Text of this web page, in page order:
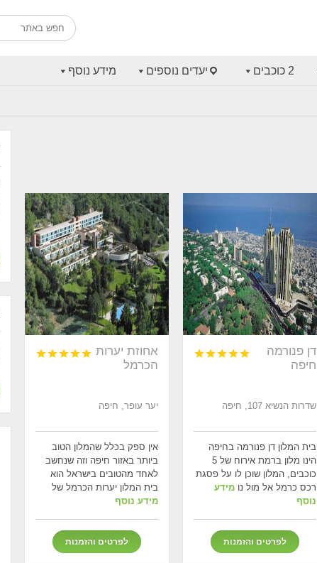
2 כוכבים יעדים נוספים מידע נוסף
דן פנורמה
חיפה





שדרות הנשיא 107, חיפה
בית המלון דן פנורמה בחיפה
הינו מלון ברמת אירוח של 5
כוכבים, המלון שוכן לו על פסגת
רכס כרמל אל מול נומידע
נוסף
לפרטים והזמנות
אחוזת יערות
הכרמל





יער עופר, חיפה
אין ספק בכלל שהמלון הטוב
ביותר באזור חיפה וזה שנחשב
לאחד מהטובים בישראל הוא
בית המלון יערות הכרמל של
מידע נוסף
לפרטים והזמנות